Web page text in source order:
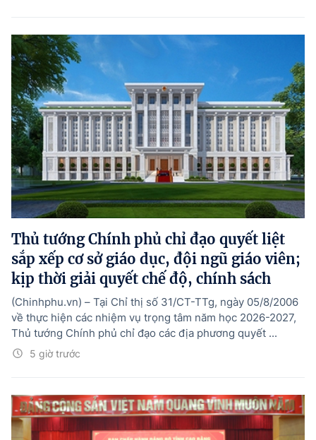
Thủ tướng Chính phủ chỉ đạo quyết liệt
sắp xếp cơ sở giáo dục, đội ngũ giáo viên;
kịp thời giải quyết chế độ, chính sách
5 giờ trước
(Chinhphu.vn) – Tại Chỉ thị số 31/CT-TTg, ngày 05/8/2006
về thực hiện các nhiệm vụ trọng tâm năm học 2026-2027,
Thủ tướng Chính phủ chỉ đạo các địa phương quyết ...